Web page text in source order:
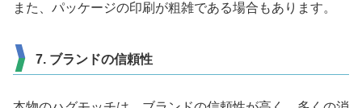
また、パッケージの印刷が粗雑である場合もあります。
7. ブランドの信頼性